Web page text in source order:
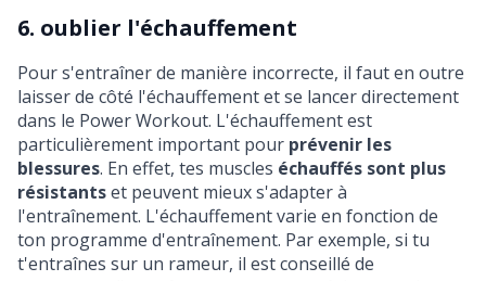
6. oublier l'échauffement
Pour s'entraîner de manière incorrecte, il faut en outre
laisser de côté l'échauffement et se lancer directement
dans le Power Workout. L'échauffement est
particulièrement important pour prévenir les
blessures. En effet, tes muscles échauffés sont plus
résistantset peuvent mieux s'adapter à
l'entraînement. L'échauffement varie en fonction de
ton programme d'entraînement. Par exemple, si tu
t'entraînes sur un rameur, il est conseillé de